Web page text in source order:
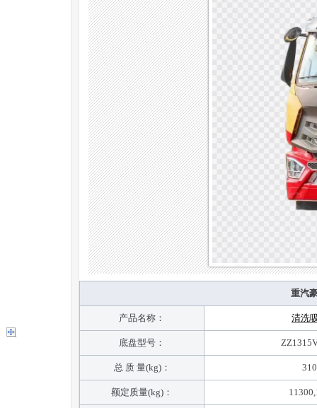
重汽
产品名称： 清洗
底盘型号：
总 质 量(kg)：
额定质量(kg)：